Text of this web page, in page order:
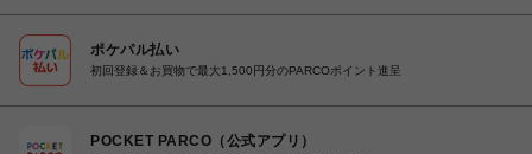
ポケパル払い
初回登録＆お買物で最大1,500円分のPARCOポイント進呈
POCKET PARCO（公式アプリ）